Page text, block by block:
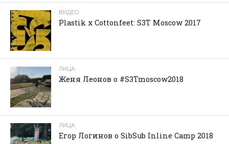
ВИДЕО
Plastik x Cottonfeet: S3T Moscow 2017
ЛИЦА
Женя Леонов о #S3Tmoscow2018
ЛИЦА
Егор Логинов о SibSub Inline Camp 2018